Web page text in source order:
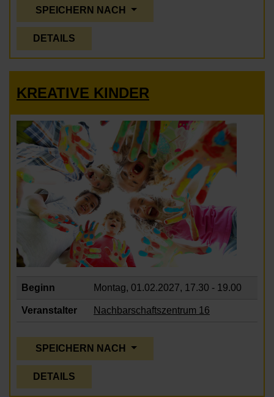
SPEICHERN NACH
DETAILS
KREATIVE KINDER
Beginn Montag, 01.02.2027, 17.30 - 19.00
Veranstalter Nachbarschaftszentrum 16
SPEICHERN NACH
DETAILS